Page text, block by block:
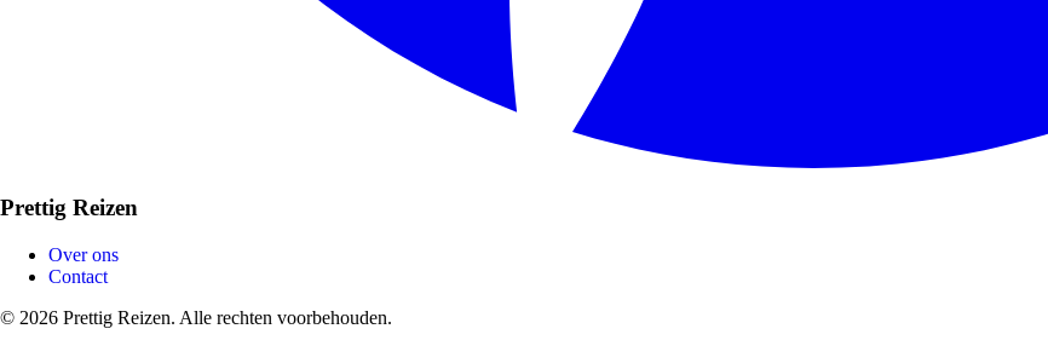
Prettig Reizen
Over ons
Contact
© 2026 Prettig Reizen. Alle rechten voorbehouden.